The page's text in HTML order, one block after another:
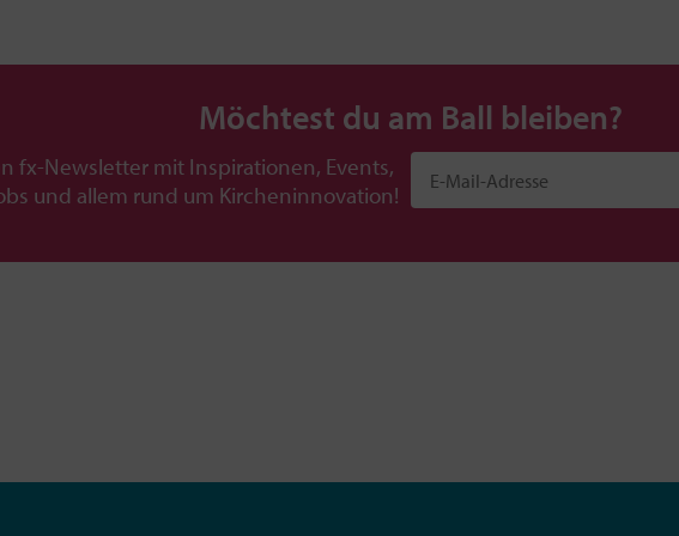
Möchtest du am Ball bleiben?
fx-Newsletter mit Inspirationen, Events,
und allem rund um Kircheninnovation!